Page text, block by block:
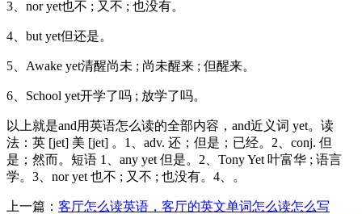
3、nor yet也不 ; 又不 ; 也没有。
4、but yet但还是。
5、Awake yet清醒尚未 ; 尚未醒来 ; 但醒来。
6、School yet开学了吗 ; 放学了吗。
以上就是and用英语怎么读的全部内容，and近义词 yet。读
法：英 [jet] 美 [jet] 。1、adv. 还；但是；已经。2、conj. 但
是；然而。短语 1、any yet 但是。2、Tony Yet 叶富华 ; 语言
学。3、nor yet 也不 ; 又不 ; 也没有。4、。
上一篇： 客厅怎么读英语，客厅的英文单词怎么读怎么写